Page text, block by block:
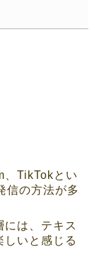
、TikTokとい
信の方法が多
には、テキス
しいと感じる